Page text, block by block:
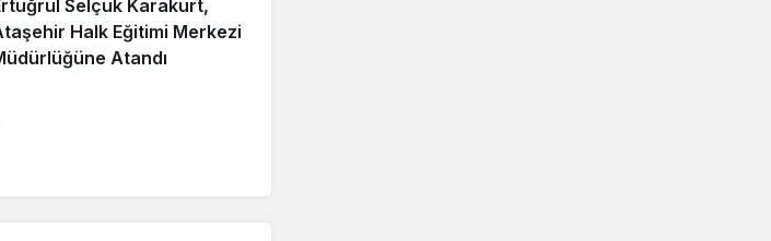
Selçuk Karakurt,
Halk Eğitimi Merkezi
Atandı